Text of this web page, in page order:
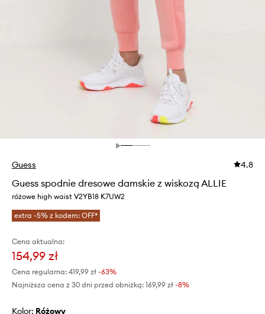
Guess 4.8
Guess spodnie dresowe damskie z wiskozą ALLIE
różowe high waist V2YB18 K7UW2
extra -5% z kodem: OFF*
Cena aktualna:
154,99 zł
Cena regularna: 419,99 zł -63%
Najniższa cena z 30 dni przed obniżką: 169,99 zł -8%
Kolor: różowy